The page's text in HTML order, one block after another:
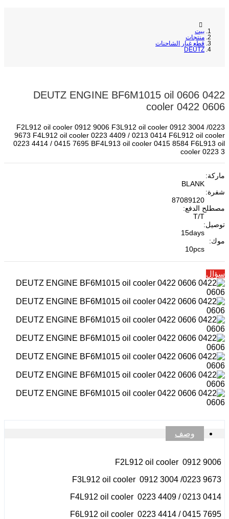
بيت
منتجات
قطع غيار الشاحنات
DEUTZ
0422 0606 DEUTZ ENGINE BF6M1015 oil
cooler 0422 0606
F2L912 oil cooler 0912 9006 F3L912 oil cooler 0912 3004 /0223
9673 F4L912 oil cooler 0223 4409 / 0213 0414 F6L912 oil cooler
0223 4414 / 0415 7695 BF4L913 oil cooler 0415 8584 F6L913 oil
cooler 0223 3
ماركة:
BLANK
شفرة:
87089120
مصطلح الدفع:
T/T
توصيل:
15days
موك:
10pcs
سؤال
وصف
F2L912 oil cooler 0912 9006
F3L912 oil cooler 0912 3004 /0223 9673
F4L912 oil cooler 0223 4409 / 0213 0414
F6L912 oil cooler 0223 4414 / 0415 7695